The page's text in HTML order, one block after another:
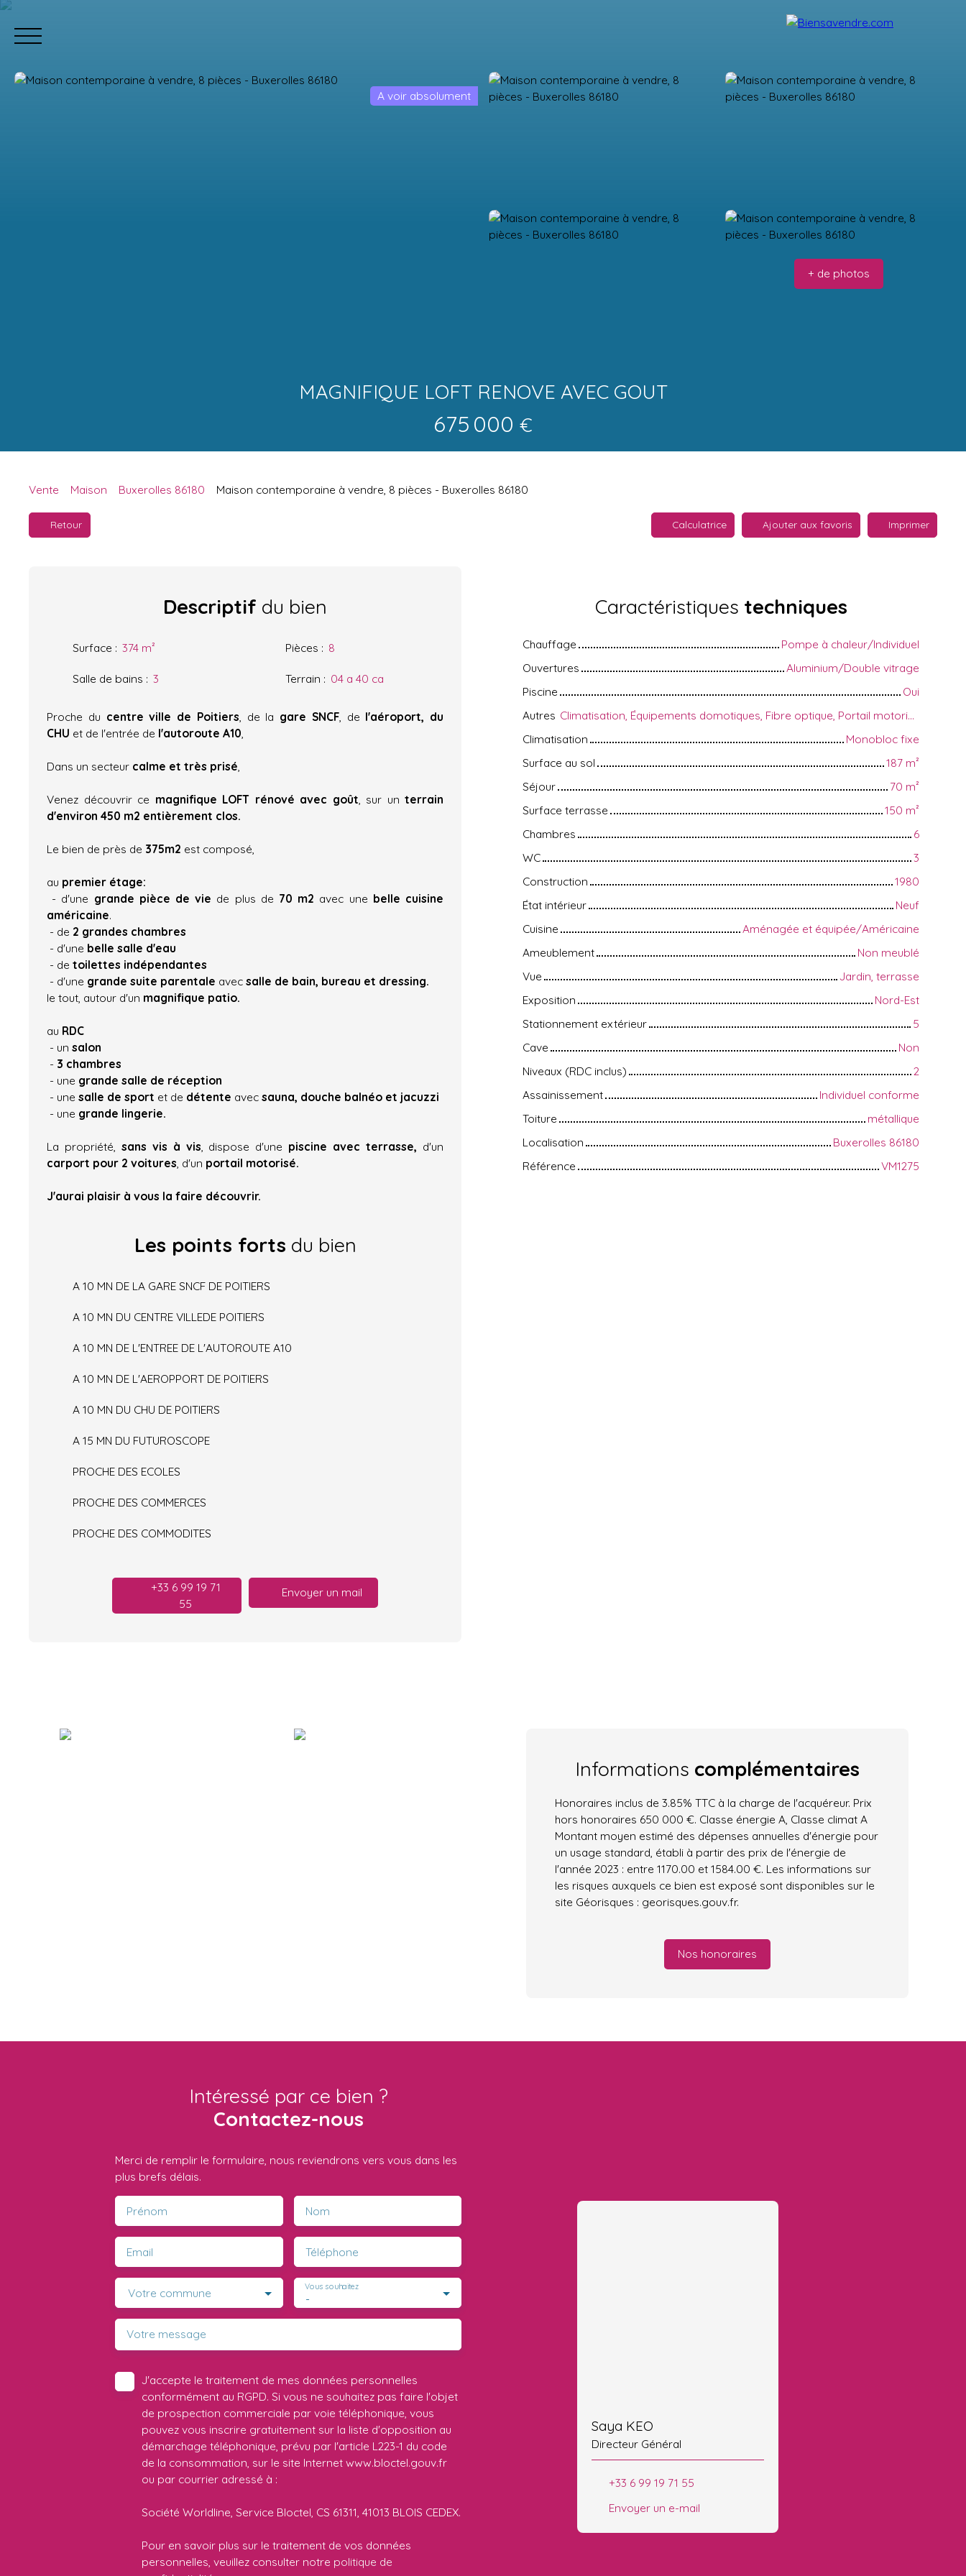
A voir absolument
+ de photos
MAGNIFIQUE LOFT RENOVE AVEC GOUT
675 000 €
Vente Maison Buxerolles 86180 Maison contemporaine à vendre, 8 pièces - Buxerolles 86180
Retour Calculatrice Ajouter aux favoris Imprimer
Descriptif du bien
Surface : 374 m² Pièces : 8
Salle de bains : 3 Terrain : 04 a 40 ca
Proche du centre ville de Poitiers , de la gare SNCF, de l'aéroport, du
CHU et de l'entrée de l'autoroute A10
Dans un secteur calme et très prisé
Venez découvrir ce magnifique LOFT rénové avec goût , sur un terrain
d'environ 450 m2 entièrement clos.
Le bien de près de 375m2 est composé,
au premier étage:
- d'une grande pièce de vie de plus de 70 m2 avec une belle cuisine
américaine.
- de 2 grandes chambres
- d'une belle salle d'eau
- de toilettes indépendantes
- d'une grande suite parentale avec salle de bain, bureau et dressing.
le tout, autour d'un magnifique patio.
au RDC
- un salon
- 3 chambres
- une grande salle de réception
- une salle de sport et de détente avec sauna, douche balnéo et jacuzzi
- une grande lingerie.
La propriété, sans vis à vis , dispose d'une piscine avec terrasse, d'un
carport pour 2 voitures , d'un portail motorisé.
J'aurai plaisir à vous la faire découvrir.
Les points forts du bien
A 10 MN DE LA GARE SNCF DE POITIERS
A 10 MN DU CENTRE VILLEDE POITIERS
A 10 MN DE L'ENTREE DE L'AUTOROUTE A10
A 10 MN DE L'AEROPPORT DE POITIERS
A 10 MN DU CHU DE POITIERS
A 15 MN DU FUTUROSCOPE
PROCHE DES ECOLES
PROCHE DES COMMERCES
PROCHE DES COMMODITES
+33 6 99 19 71
55
Envoyer un mail
Caractéristiques techniques
Chauffage
Pompe à chaleur/Individuel
Ouvertures
Aluminium/Double vitrage
Piscine
Oui
Autres
Climatisation, Équipements domotiques, Fibre optique, Portail motorisé, Visiophone
Climatisation
Monobloc fixe
Surface au sol
187 m²
Séjour
70 m²
Surface terrasse
150 m²
Chambres
6
WC
3
Construction
1980
État intérieur
Neuf
Cuisine
Aménagée et équipée/Américaine
Ameublement
Non meublé
Vue
Jardin, terrasse
Exposition
Nord-Est
Stationnement extérieur
5
Cave
Non
Niveaux (RDC inclus)
2
Assainissement
Individuel conforme
Toiture
métallique
Localisation
Buxerolles 86180
Référence
VM1275
Informations complémentaires
Honoraires inclus de 3.85% TTC à la charge de l'acquéreur. Prix
hors honoraires 650 000 €. Classe énergie A, Classe climat A
Montant moyen estimé des dépenses annuelles d'énergie pour
un usage standard, établi à partir des prix de l'énergie de
l'année 2023 : entre 1170.00 et 1584.00 €. Les informations sur
les risques auxquels ce bien est exposé sont disponibles sur le
site Géorisques : georisques.gouv.fr.
Nos honoraires
Intéressé par ce bien ?
Contactez-nous
Merci de remplir le formulaire, nous reviendrons vers vous dans les
plus brefs délais.
Prénom Nom
Email Téléphone
Votre commune -
Vous souhaitez
Votre message
J'accepte le traitement de mes données personnelles
conformément au RGPD. Si vous ne souhaitez pas faire l'objet
de prospection commerciale par voie téléphonique, vous
pouvez vous inscrire gratuitement sur la liste d'opposition au
démarchage téléphonique, prévu par l'article L223-1 du code
de la consommation, sur le site Internet www.bloctel.gouv.fr
ou par courrier adressé à :
Société Worldline, Service Bloctel, CS 61311, 41013 BLOIS CEDEX.
Pour en savoir plus sur le traitement de vos données
personnelles, veuillez consulter notre politique de
Saya KEO
Directeur Général
+33 6 99 19 71 55
Envoyer un e-mail